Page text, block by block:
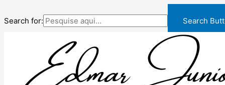
Search for:
Search
conteúdo